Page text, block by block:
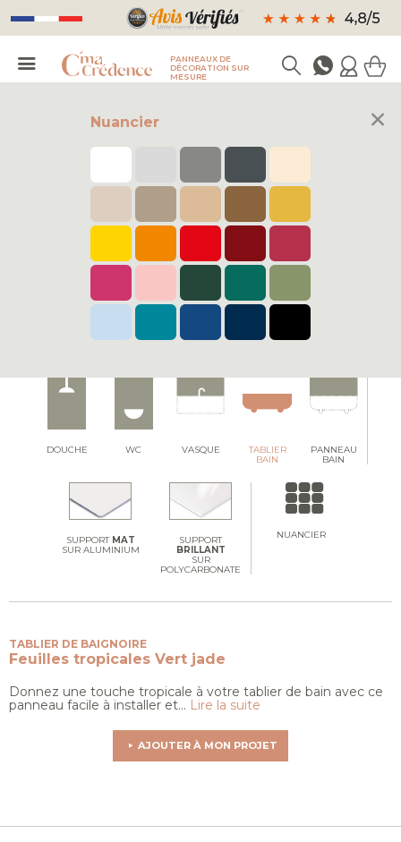
PANNEAUX DE
DÉCORATION SUR
MESURE
Nuancier ×
DOUCHE WC VASQUE
TABLIER
BAIN
PANNEAU
BAIN
SUPPORT MAT
SUR ALUMINIUM
SUPPORT
BRILLANT
SUR
POLYCARBONATE
NUANCIER
TABLIER DE BAIGNOIRE
Feuilles tropicales Vert jade
Donnez une touche tropicale à votre tablier de bain avec ce
panneau facile à installer et... Lire la suite
AJOUTER À MON PROJET